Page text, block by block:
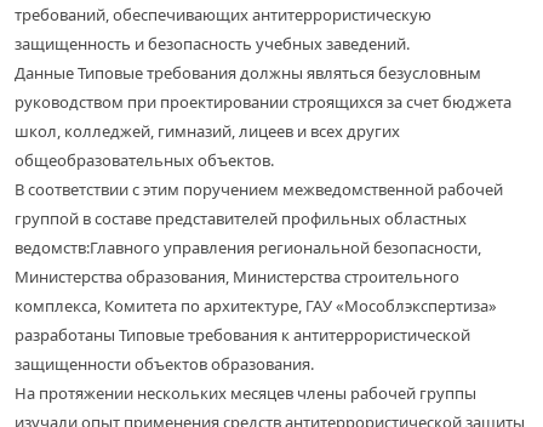
требований, обеспечивающих антитеррористическую
защищенность и безопасность учебных заведений.
Данные Типовые требования должны являться безусловным
руководством при проектировании строящихся за счет бюджета
школ, колледжей, гимназий, лицеев и всех других
общеобразовательных объектов.
В соответствии с этим поручением межведомственной рабочей
группой в составе представителей профильных областных
ведомств:Главного управления региональной безопасности,
Министерства образования, Министерства строительного
комплекса, Комитета по архитектуре, ГАУ «Мособлэкспертиза»
разработаны Типовые требования к антитеррористической
защищенности объектов образования.
На протяжении нескольких месяцев члены рабочей группы
изучали опыт применения средств антитеррористической защиты